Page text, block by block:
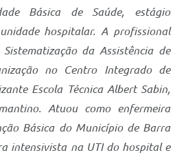
Básica de Saúde, estágio
hospitalar. A profissional
da Assistência de
no Centro Integrado de
Escola Técnica Albert Sabin,
Atuou como enfermeira
Básica do Município de Barra
intensivista na UTI do hospital e